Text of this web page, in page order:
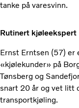
tanke på varesvinn.
Rutinert kjøleekspert
Ernst Erntsen (57) er
«kjølekunder» på
Tønsberg og
snart 20 år og vet litt
transportkjøling.